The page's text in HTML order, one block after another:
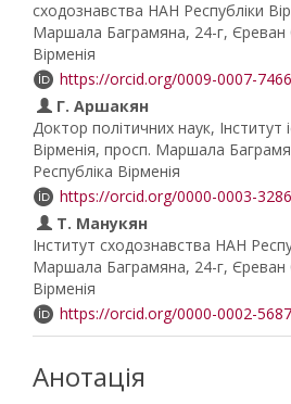
сходознавства НАН Республіки
Маршала Баграмяна, 24-г, Єреван
Вірменія
https://orcid.org/0009-0007-
Г. Аршакян
Доктор політичних наук, Інститут
Вірменія, просп. Маршала
Республіка Вірменія
https://orcid.org/0000-0003-
Т. Манукян
Інститут сходознавства НАН
Маршала Баграмяна, 24-г, Єреван
Вірменія
https://orcid.org/0000-0002-
Анотація